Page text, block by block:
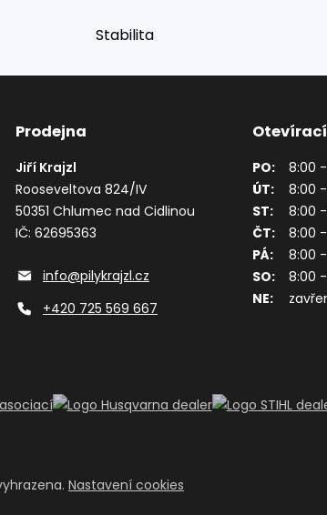
Stabilita
Prodejna
Jiří Krajzl
Rooseveltova 824/IV
50351 Chlumec nad Cidlinou
IČ: 62695363
info@pilykrajzl.cz
+420 725 569 667
PO:
8:00 -
ÚT:
8:00 -
ST:
8:00 -
ČT:
8:00 -
PÁ:
8:00 -
SO:
8:00 -
NE:
Nastavení cookies